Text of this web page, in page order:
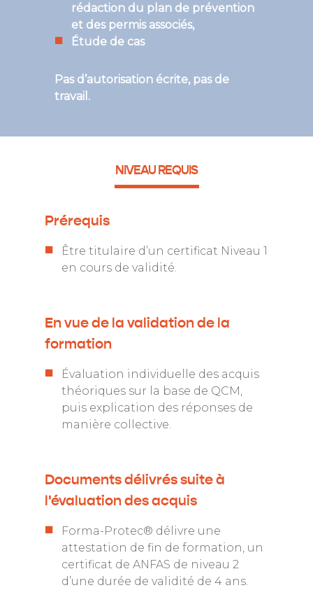
rédaction du plan de prévention
et des permis associés,
Étude de cas
Pas d’autorisation écrite, pas de
travail.
NIVEAU REQUIS
Prérequis
Être titulaire d’un certificat Niveau 1
en cours de validité.
En vue de la validation de la
formation
Évaluation individuelle des acquis
théoriques sur la base de QCM,
puis explication des réponses de
manière collective.
Documents délivrés suite à
l'évaluation des acquis
Forma-Protec® délivre une
attestation de fin de formation, un
certificat de ANFAS de niveau 2
d’une durée de validité de 4 ans.